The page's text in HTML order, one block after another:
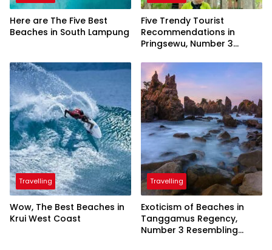
Here are The Five Best
Beaches in South Lampung
Five Trendy Tourist
Recommendations in
Pringsewu, Number 3
President
Travelling
Wow, The Best Beaches in
Krui West Coast
Travelling
Exoticism of Beaches in
Tanggamus Regency,
Number 3 Resembling